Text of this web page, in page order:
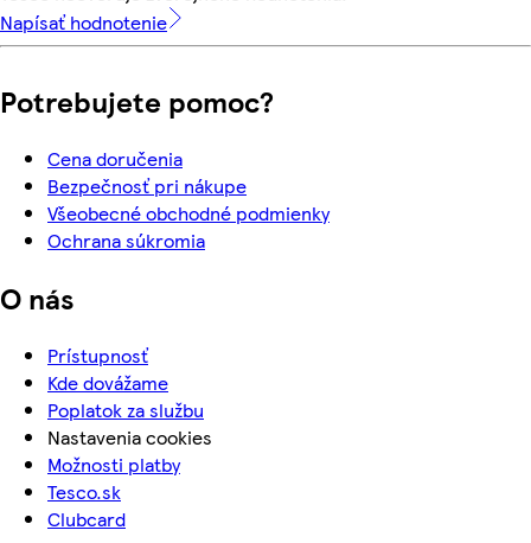
Napísať hodnotenie
Potrebujete pomoc?
Cena doručenia
Bezpečnosť pri nákupe
Všeobecné obchodné podmienky
Ochrana súkromia
O nás
Prístupnosť
Kde dovážame
Poplatok za službu
Nastavenia cookies
Možnosti platby
Tesco.sk
Clubcard